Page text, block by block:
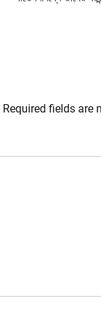
Required fields are